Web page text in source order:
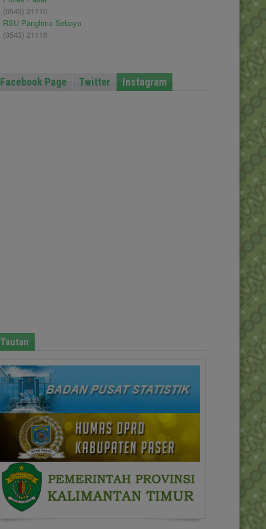
(0543) 21110
RSU Panglima Sebaya
(0543) 21118
Facebook Page Twitter Instagram
Tautan